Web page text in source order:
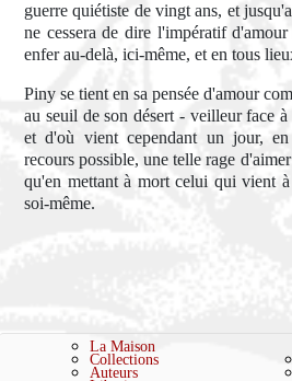
guerre quiétiste de vingt ans, et
ne cessera de dire l'impératif
enfer au-delà, ici-même, et en tous
Piny se tient en sa pensée d'amour
au seuil de son désert - veilleur face
et d'où vient cependant un jour,
recours possible, une telle rage
qu'en mettant à mort celui qui vient
soi-même.
La Maison
Collections
Auteurs